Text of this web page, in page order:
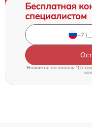
Бесплатная
специалистом
Нажимая на кнопку